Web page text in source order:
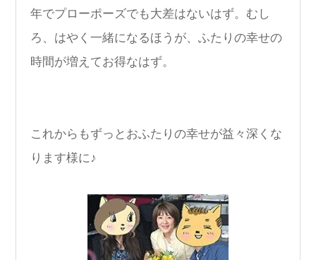
年でプローポーズでも大差はないはず。むし
ろ、はやく一緒になるほうが、ふたりの幸せの
時間が増えてお得なはず。
これからもずっとおふたりの幸せが益々深くな
ります様に♪